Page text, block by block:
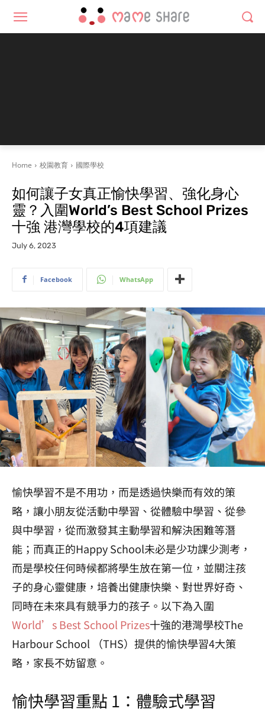
Home 校園教育 國際學校
如何讓子女真正愉快學習、強化身心
靈？入圍World’s Best School Prizes
十強 港灣學校的4項建議
July 6, 2023
Facebook WhatsApp
愉快學習不是不用功，而是透過快樂而有效的策
略，讓小朋友從活動中學習、從體驗中學習、從參
與中學習，從而激發其主動學習和解決困難等潛
能； 而真正的Happy School未必是少功課少測考，
而是學校任何時候都將學生放在第一位，並關注孩
子的身心靈健康，培養出健康快樂、對世界好奇、
同時在未來具有競爭力的孩子。以下為入圍
World’s Best School Prizes十強的港灣學校The
Harbour School （THS）提供的愉快學習4大策
略，家長不妨留意。
愉快學習重點 1：體驗式學習